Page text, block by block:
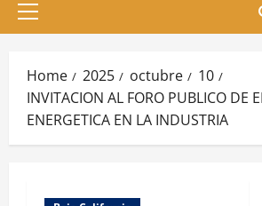
Primary
Home 2025 octubre
10
INVITACION AL FORO PUBLICO DE
ENERGETICA EN LA INDUSTRIA